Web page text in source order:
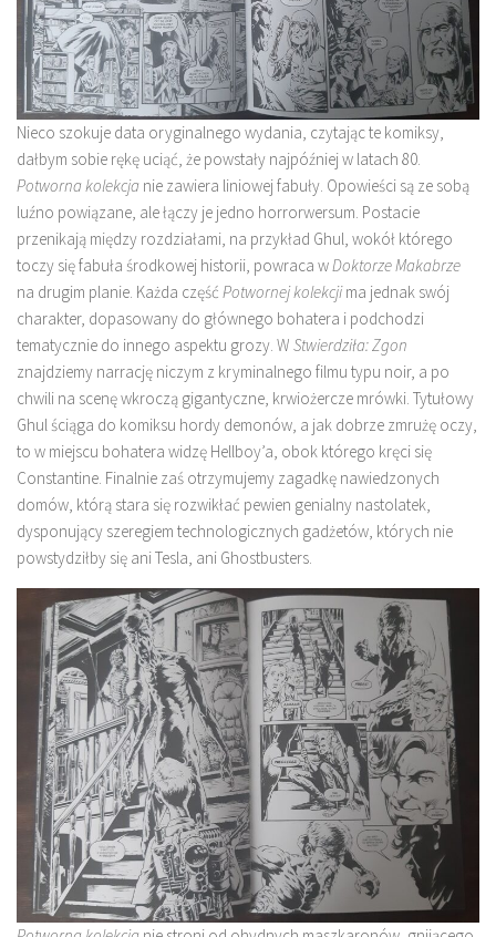
Nieco szokuje data oryginalnego wydania, czytając te komiksy,
dałbym sobie rękę uciąć, że powstały najpóźniej w latach 80.
Potworna kolekcja nie zawiera liniowej fabuły. Opowieści są ze sobą
luźno powiązane, ale łączy je jedno horrorwersum. Postacie
przenikają między rozdziałami, na przykład Ghul, wokół którego
toczy się fabuła środkowej historii, powraca wDoktorze Makabrze
na drugim planie. Każda część Potwornej kolekcjima jednak swój
charakter, dopasowany do głównego bohatera i podchodzi
tematycznie do innego aspektu grozy. W Stwierdziła: Zgon
znajdziemy narrację niczym z kryminalnego filmu typu noir, a po
chwili na scenę wkroczą gigantyczne, krwiożercze mrówki. Tytułowy
Ghul ściąga do komiksu hordy demonów, a jak dobrze zmrużę oczy,
to w miejscu bohatera widzę Hellboy’a, obok którego kręci się
Constantine. Finalnie zaś otrzymujemy zagadkę nawiedzonych
domów, którą stara się rozwikłać pewien genialny nastolatek,
dysponujący szeregiem technologicznych gadżetów, których nie
powstydziłby się ani Tesla, ani Ghostbusters.